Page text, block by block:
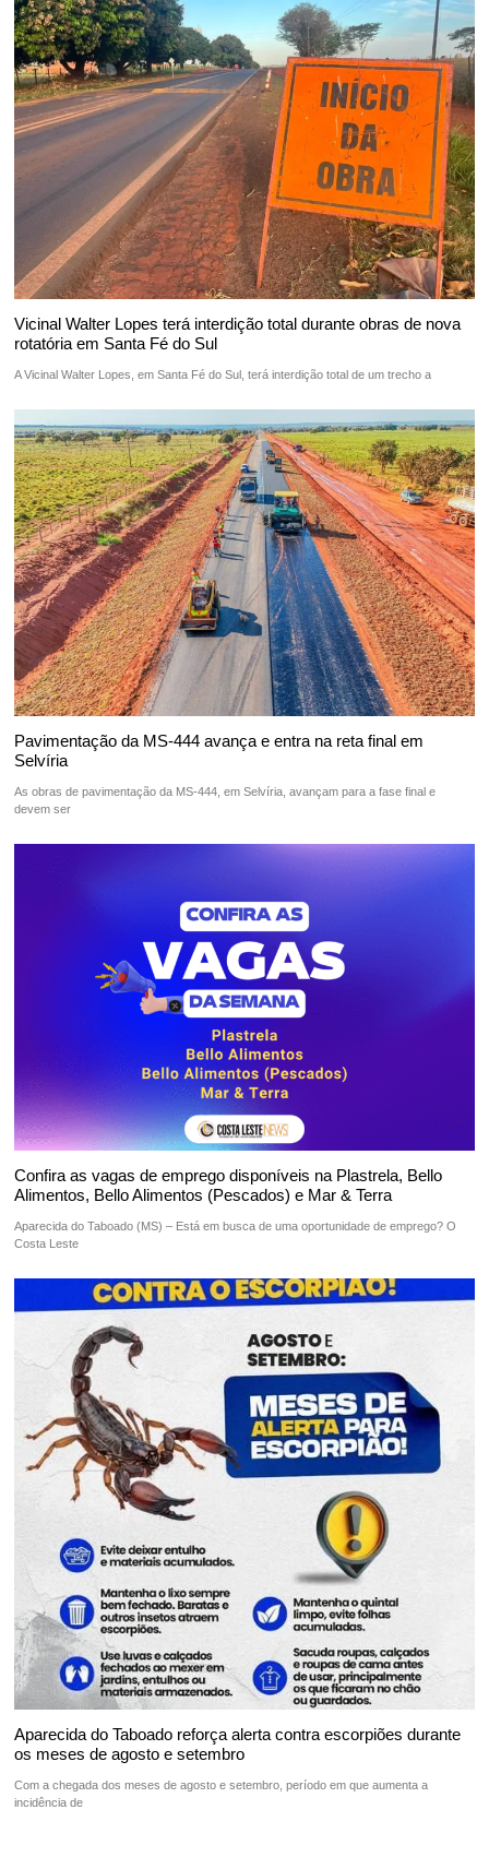
Vicinal Walter Lopes terá interdição total durante obras de nova
rotatória em Santa Fé do Sul
A Vicinal Walter Lopes, em Santa Fé do Sul, terá interdição total de um trecho a
Pavimentação da MS-444 avança e entra na reta final em
Selvíria
As obras de pavimentação da MS-444, em Selvíria, avançam para a fase final e
devem ser
Confira as vagas de emprego disponíveis na Plastrela, Bello
Alimentos, Bello Alimentos (Pescados) e Mar & Terra
Aparecida do Taboado (MS) – Está em busca de uma oportunidade de emprego? O
Costa Leste
Aparecida do Taboado reforça alerta contra escorpiões durante
os meses de agosto e setembro
Com a chegada dos meses de agosto e setembro, período em que aumenta a
incidência de